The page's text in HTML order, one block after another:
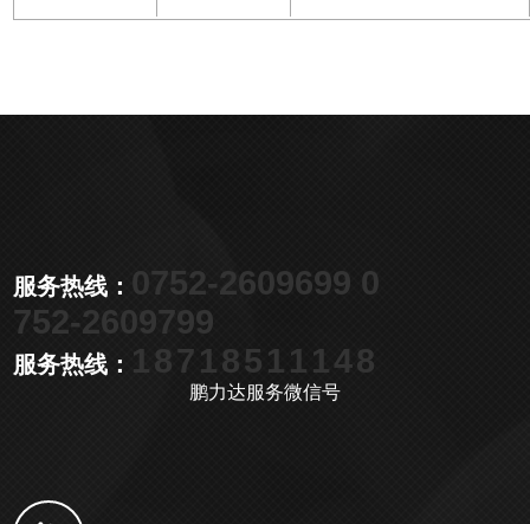
服务热线： 0752-2609699 0
752-2609799
服务热线： 18718511148
鹏力达服务微信号